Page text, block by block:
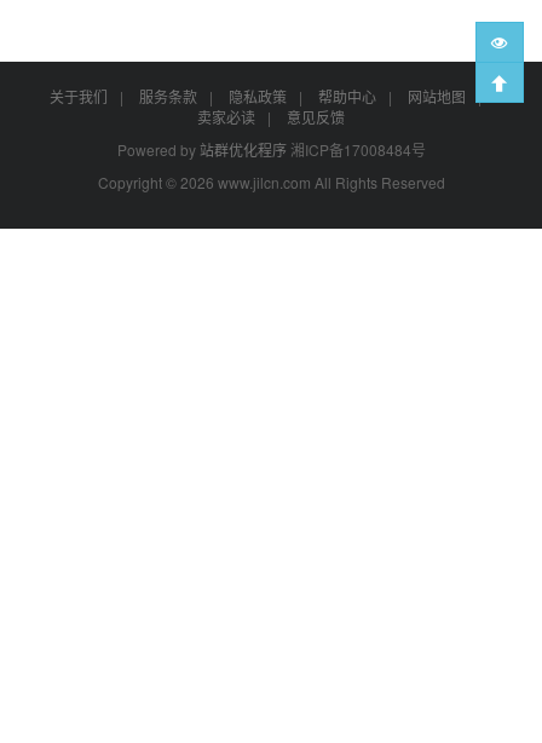
关于我们 | 服务条款 | 隐私政策 | 帮助中心 | 网站地图
卖家必读
|
意见反馈
Powered by 站群优化程序湘ICP备17008484号
Copyright © 2026 www.jilcn.com All Rights Reserved